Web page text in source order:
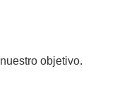
objetivo.